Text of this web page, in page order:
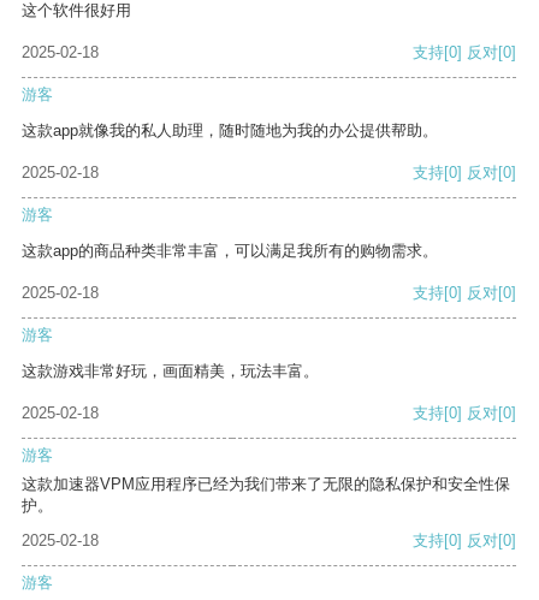
这个软件很好用
2025-02-18 支持[0] 反对[0]
游客
这款app就像我的私人助理，随时随地为我的办公提供帮助。
2025-02-18 支持[0] 反对[0]
游客
这款app的商品种类非常丰富，可以满足我所有的购物需求。
2025-02-18 支持[0] 反对[0]
游客
这款游戏非常好玩，画面精美，玩法丰富。
2025-02-18 支持[0] 反对[0]
游客
这款加速器VPM应用程序已经为我们带来了无限的隐私保护和安全性保
护。
2025-02-18
支持[0] 反对[0]
游客